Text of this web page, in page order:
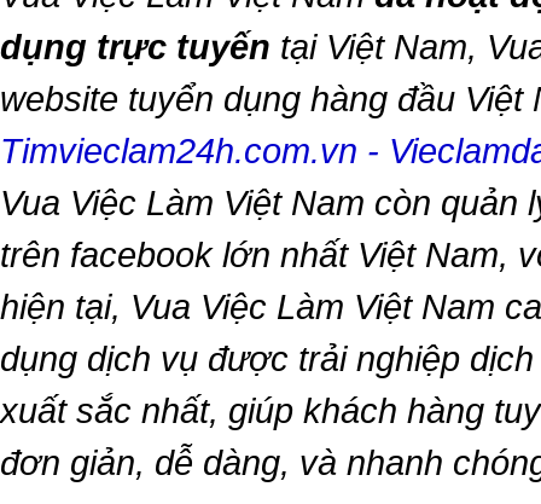
dụng trực tuyến tại Việt Nam,
website tuyển dụng hàng đầu
Timvieclam24h.com.vn -
Vua Việc Làm Việt Nam còn quản
trên facebook lớn nhất Việt Nam,
hiện tại, Vua Việc Làm Việt Nam
dụng dịch vụ được trải nghiệp
xuất sắc nhất, giúp khách hàng
đơn giản, dễ dàng, và nhanh